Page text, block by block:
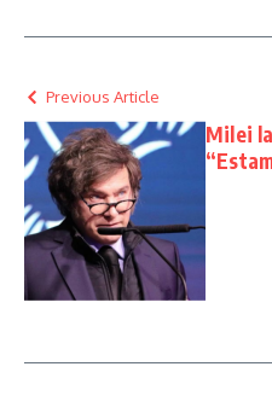
Previous Article
Milei